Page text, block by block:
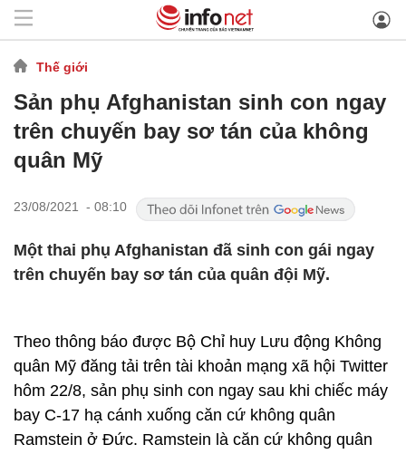
Thế giới
Sản phụ Afghanistan sinh con ngay
trên chuyến bay sơ tán của không
quân Mỹ
23/08/2021 - 08:10
Một thai phụ Afghanistan đã sinh con gái ngay
trên chuyến bay sơ tán của quân đội Mỹ.
Theo thông báo được Bộ Chỉ huy Lưu động Không
quân Mỹ đăng tải trên tài khoản mạng xã hội Twitter
hôm 22/8, sản phụ sinh con ngay sau khi chiếc máy
bay C-17 hạ cánh xuống căn cứ không quân
Ramstein ở Đức. Ramstein là căn cứ không quân